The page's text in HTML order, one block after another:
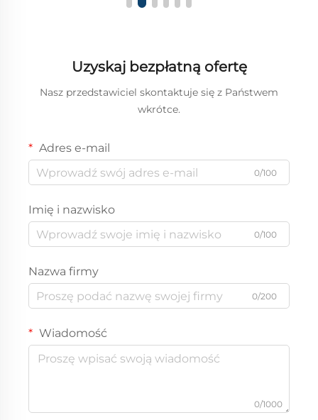
Uzyskaj bezpłatną ofertę
Nasz przedstawiciel skontaktuje się z Państwem
wkrótce.
Adres e-mail
0/100
Imię i nazwisko
0/100
Nazwa firmy
0/200
Wiadomość
0/1000